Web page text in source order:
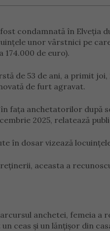
condamnată în Elveția
unor vârstnici pe
174.000 de euro).
de 53 de ani, a primit
de furt agravat.
în fața anchetatorilor după
2025, relatează
în dosar vizează
aceasta a
anchetei, femeia a
ceas și un lănțișor din